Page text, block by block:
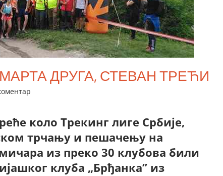
ДРУГА, СТЕВАН ТРЕЋИ
коло Трекинг лиге Србије,
трчању и пешачењу на
из преко 30 клубова били
клуба „Брђанка” из